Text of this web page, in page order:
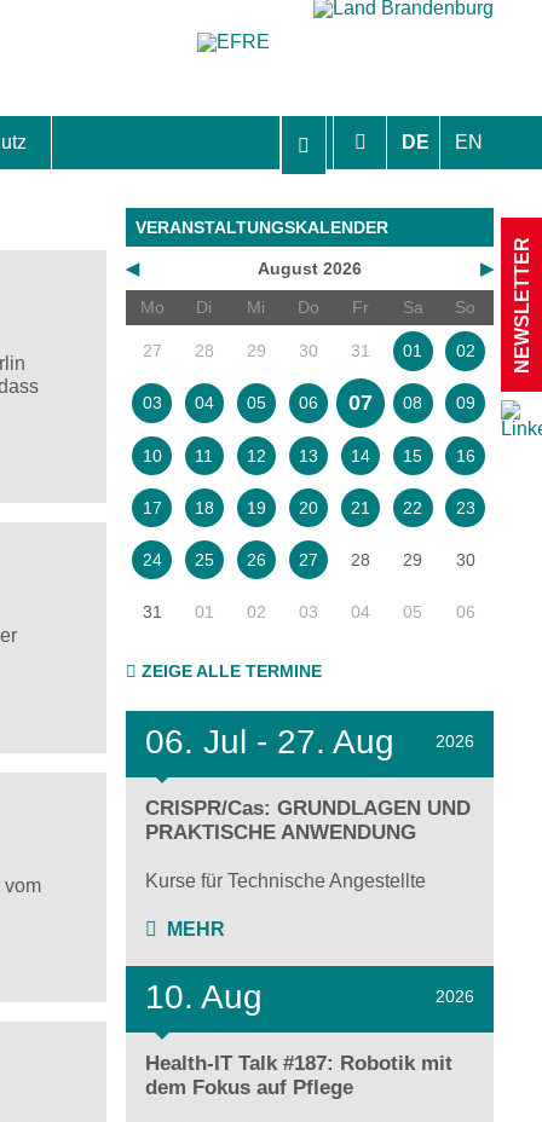
DE EN
vom
VERANSTALTUNGSKALENDER
◀ ▶
August 2026
Mo
Di Mi Do Fr Sa So
27 28 29 30 31 01 02
03 04 05 06 07 08 09
10 11 12 13 14 15 16
17 18 19 20 21 22 23
24 25 26 27 28 29 30
31 01 02 03 04 05 06
ZEIGE ALLE TERMINE
06. Jul - 27. Aug 2026
CRISPR/Cas: GRUNDLAGEN UND
PRAKTISCHE ANWENDUNG
Kurse für Technische Angestellte
MEHR
10. Aug 2026
Health-IT Talk #187: Robotik mit
dem Fokus auf Pflege
NEWSLETTER